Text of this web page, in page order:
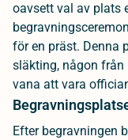
oavsett val av plats
för en präst. Denna
släkting, någon
vana att vara
Efter begravningen